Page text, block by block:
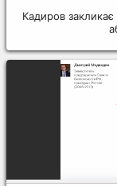
Кадиров закликає